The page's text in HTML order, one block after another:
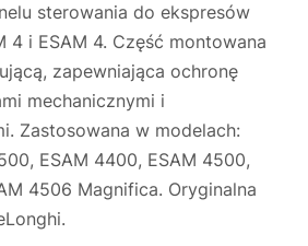
sterowania do ekspresów
4 i ESAM 4. Część montowana
zapewniająca ochronę
mechanicznymi i
Zastosowana w modelach:
ESAM 4400, ESAM 4500,
4506 Magnifica. Oryginalna